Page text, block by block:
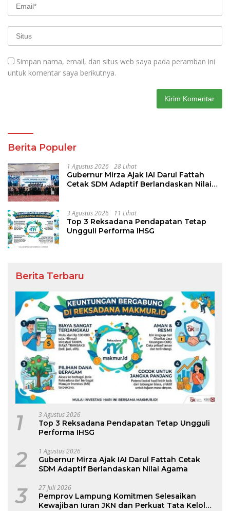
Simpan nama, email, dan situs web saya pada peramban ini
untuk komentar saya berikutnya.
Berita Populer
1 Agustus 2026 28 Lihat
Gubernur Mirza Ajak IAI Darul Fattah
Cetak SDM Adaptif Berlandaskan Nilai
3 Agustus 2026 11 Lihat
Top 3 Reksadana Pendapatan Tetap
Ungguli Performa IHSG
Berita Terbaru
1 3 Agustus 2026
Top 3 Reksadana Pendapatan Tetap Ungguli
Performa IHSG
2 1 Agustus 2026
Gubernur Mirza Ajak IAI Darul Fattah Cetak
SDM Adaptif Berlandaskan Nilai Agama
3 27 Juli 2026
Pemprov Lampung Komitmen Selesaikan
Kewajiban Iuran JKN dan Perkuat Tata Kelola